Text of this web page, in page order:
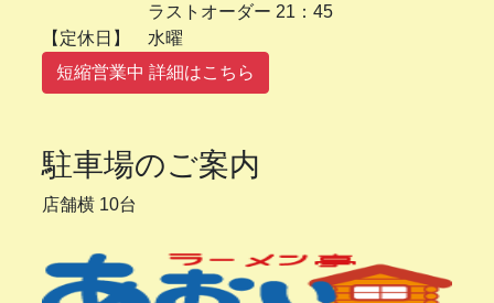
ラストオーダー 21：45
【定休日】 水曜
短縮営業中 詳細はこちら
駐車場のご案内
店舗横 10台